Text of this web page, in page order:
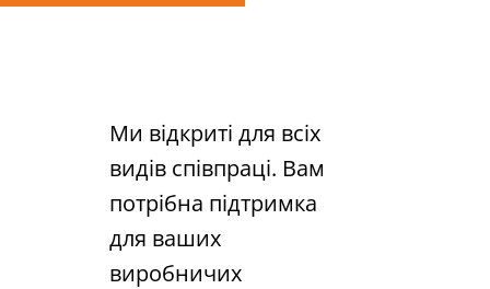
Ми відкриті для всіх
видів співпраці. Вам
потрібна підтримка
для ваших
виробничих